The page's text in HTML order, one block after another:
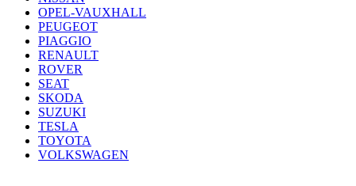
OPEL-VAUXHALL
PEUGEOT
PIAGGIO
RENAULT
ROVER
SEAT
SKODA
SUZUKI
TESLA
TOYOTA
VOLKSWAGEN